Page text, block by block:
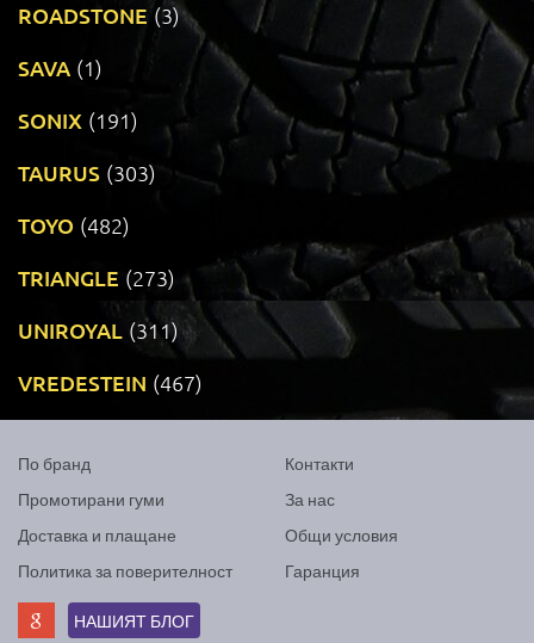
ROADSTONE (3)
SAVA (1)
SONIX (191)
TAURUS (303)
TOYO (482)
TRIANGLE (273)
UNIROYAL (311)
VREDESTEIN (467)
По бранд
Промотирани гуми
Доставка и плащане
Политика за поверителност
Контакти
За нас
Общи условия
Гаранция
НАШИЯТ БЛОГ